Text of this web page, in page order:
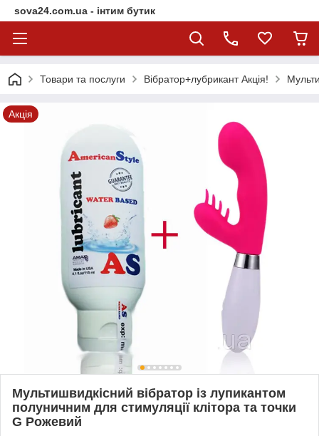
sova24.com.ua - інтим бутик
Товари та послуги Вібратор+лубрикант Акція!
Акція
Мультишвидкісний вібратор із лупикантом
полуничним для стимуляції клітора та точки
G Рожевий